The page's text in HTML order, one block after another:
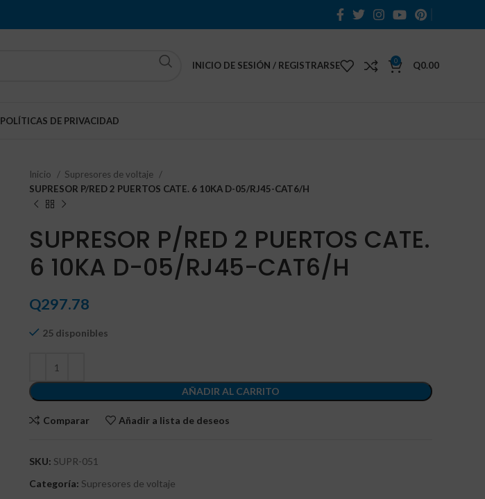
INICIO DE SESIÓN / REGISTRARSE 0 Q0.00
POLÍTICAS DE PRIVACIDAD
Inicio
Supresores de voltaje
SUPRESOR P/RED 2 PUERTOS CATE. 6 10KA D-05/RJ45-CAT6/H
SUPRESOR P/RED 2 PUERTOS CATE.
6 10KA D-05/RJ45-CAT6/H
Q297.78
25 disponibles
AÑADIR AL CARRITO
Comparar Añadir a lista de deseos
SKU: SUPR-051
Categoría: Supresores de voltaje